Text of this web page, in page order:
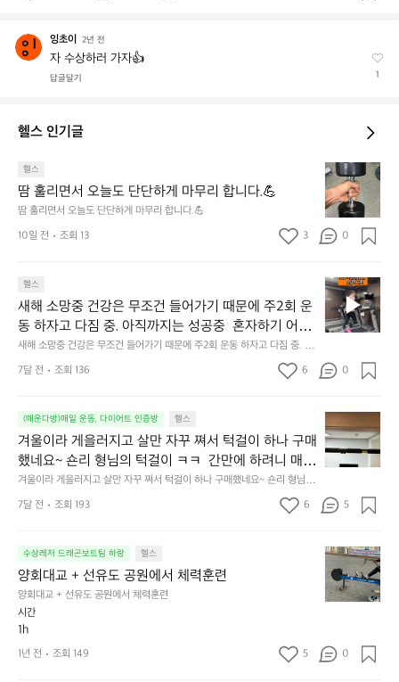
잉
초
잉초이 2년 전
자 수상하러 가자👍
답글달기 1
헬스 인기글
헬스
땀 훌리면서 오늘도 단단하게 마무리 합니다.💪
땀 훌리면서 오늘도 단단하게 마무리 합니다.💪
땀
훌
리
면
서
도
단
단
마
리
합
니
다.
10일 전 조회 13 3 0
헬스
새해 소망중 건강은 무조건 들어가기 때문에 주2회 운
동 하자고 다짐 중. 아직까지는 성공중  혼자하기 어려
운 친구들 같이 해보자🏃😆
새해 소망중 건강은 무조건 들어가기 때문에 주2회 운동 하자고 다짐 중. 아
새
해
소
망
건
무
조
건
들
가
문
에
주
2
운
동
7달 전 조회 136 6 0
(매운다방)매일 운동, 다이어트 인증방 헬스
겨울이라 게을러지고 살만 자꾸 쪄서 턱걸이 하나 구매
했네요~ 숀리 형님의 턱걸이 ㅋㅋ  간만에 하려니 매우
힘드네요😅 열심히 해서 20개까지 해보기~! 아자아
자!💪
겨울이라 게을러지고 살만 자꾸 쪄서 턱걸이 하나 구매했네요~ 숀리 형님의
턱걸이 ㅋㅋ  간만에 하려니 매우 힘드네요😅 열심히 해서 20개까지 해보
기~! 아자아자!💪
겨
울
이
라
을
고
살
만
자
서
7달 전 조회 193 6 5
수상레저 드래곤보트팀 하랑 헬스
양회대교 + 선유도 공원에서 체력훈련
양회대교 + 선유도 공원에서 체력훈련
양
회
대
교
유
시간
1h
1년 전 조회 149 5 0